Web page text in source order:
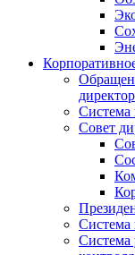
Система
Совет
Система
Система